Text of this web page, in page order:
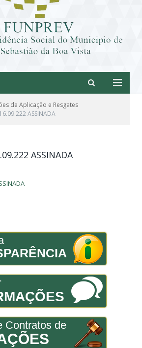
de Aplicação e Resgates
ASSINADA
ASSINADA
Contratos de